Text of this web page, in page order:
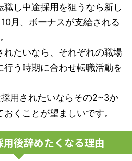
し中途採用を狙うなら新し
月、ボーナスが支給される
れたいなら、それぞれの職場
行う時期に合わせ転職活動を
用されたいならその2~3か
くことが望ましいです。
後辞めたくなる理由